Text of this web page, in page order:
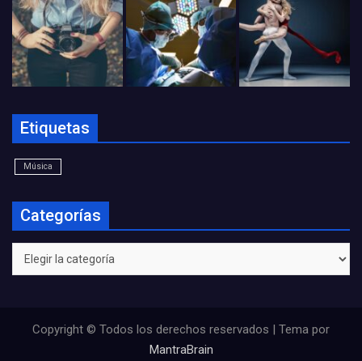
Etiquetas
Música
Categorías
Categorías
Copyright © Todos los derechos reservados | Tema por
MantraBrain